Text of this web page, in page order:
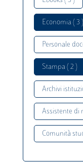
Economia ( 3 )
Personale
Stampa ( 2 )
Archivi
Assistente di
Comunità